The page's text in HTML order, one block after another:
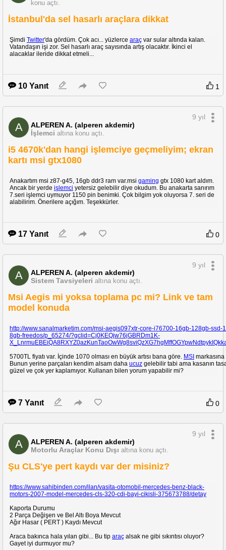
zoomda sallanma oluyor onu da tripod ile aşabilirsiniz. Sorusu olanlara
cevap verebilirim yaklaşık 4 aydır kullanıyorum.
konu açtı.
İstanbul'da sel hasarlı araçlara dikkat
Şimdi Twitter'da gördüm. Çok acı... yüzlerce araç var sular altında kalan.
Vatandaşın işi zor. Sel hasarlı araç sayısında artış olacaktır. İkinci el
alacaklar ileride dikkat etmeli...
10 Yanıt 1
A
ALPEREN A. (alperen akdemir)
İşlemci altına konu açtı.
9 yıl
i5 4670k'dan hangi işlemciye geçmeliyim; ekran
kartı msi gtx1080
Anakartım msi z87-g45, 16gb ddr3 ram var.msi gaming gtx 1080 kart aldım.
Ancak bir yerde işlemci yetersiz gelebilir diye okudum. Bu anakarta sanırım
7.seri işlemci uymuyor 1150 pin benimki. Çok bilgim yok oluyorsa 7. seri de
alabilirim. Önerilere açığım. Teşekkürler.
17 Yanıt 0
A
ALPEREN A. (alperen akdemir)
Sistem Tavsiyeleri altına konu açtı.
9 yıl
Msi Aegis mi yoksa toplama pc mi? Link ve tam
model konuda
http://www.sanalmarketim.com/msi-aegis097xtr-core-i76700-16gb-128gb-ssd-
8gb-freedos/p_65274/?gclid=Cj0KEQjw76jGBRDm1K-
5700TL fiyatı var. İçinde 1070 olması en büyük artısı bana göre. MSI
Bunun yerine parçaları kendim alsam daha ucuz gelebilir tabi ama kasanın
güzel ve çok yer kaplamıyor. Kullanan bilen yorum yapabilir mi?
7 Yanıt 0
A
ALPEREN A. (alperen akdemir)
Motorlu Araçlar Konu Dışı altına konu açtı.
9 yıl
Şu CLS'ye pert kaydı var der misiniz?
https://www.sahibinden.com/ilan/vasita-otomobil-mercedes-benz-black-
motors-2007-model-mercedes-cls-320-cdi-bayi-cikisli-375673788/detay
Kaporta Durumu
2 Parça Değişen ve Bel Altı Boya Mevcut
Ağır Hasar ( PERT ) Kaydı Mevcut
Araca bakınca hala yılan gibi... Bu tip araç alsak ne gibi sıkıntısı oluyor?
Gayet iyi durmuyor mu?